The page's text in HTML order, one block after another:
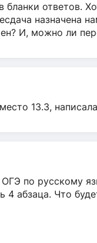
бланки ответов.
назначена
И, можно ли
13.3,
по русскому
4 абзаца. Что